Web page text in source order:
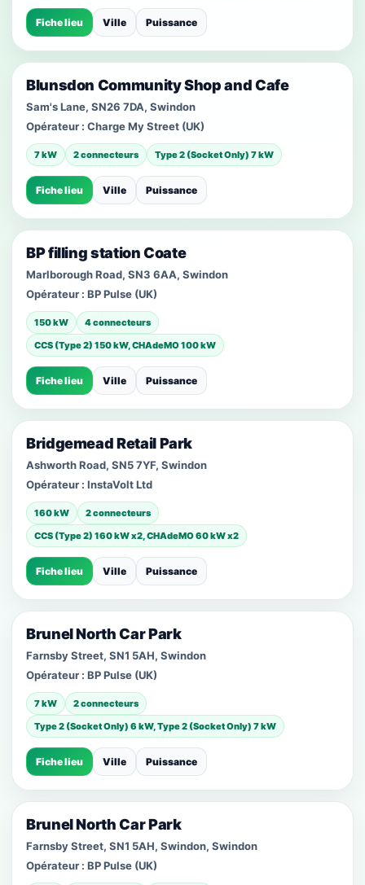
Fiche lieu Ville Puissance
Blunsdon Community Shop and Cafe
Sam's Lane, SN26 7DA, Swindon
Opérateur : Charge My Street (UK)
7 kW 2 connecteurs Type 2 (Socket Only) 7 kW
Fiche lieu Ville Puissance
BP filling station Coate
Marlborough Road, SN3 6AA, Swindon
Opérateur : BP Pulse (UK)
150 kW
4 connecteurs
CCS (Type 2) 150 kW, CHAdeMO 100 kW
Fiche lieu Ville Puissance
Bridgemead Retail Park
Ashworth Road, SN5 7YF, Swindon
Opérateur : InstaVolt Ltd
160 kW
2 connecteurs
CCS (Type 2) 160 kW x2, CHAdeMO 60 kW x2
Fiche lieu Ville Puissance
Brunel North Car Park
Farnsby Street, SN1 5AH, Swindon
Opérateur : BP Pulse (UK)
7 kW
2 connecteurs
Type 2 (Socket Only) 6 kW, Type 2 (Socket Only) 7 kW
Fiche lieu Ville Puissance
Brunel North Car Park
Farnsby Street, SN1 5AH, Swindon, Swindon
Opérateur : BP Pulse (UK)